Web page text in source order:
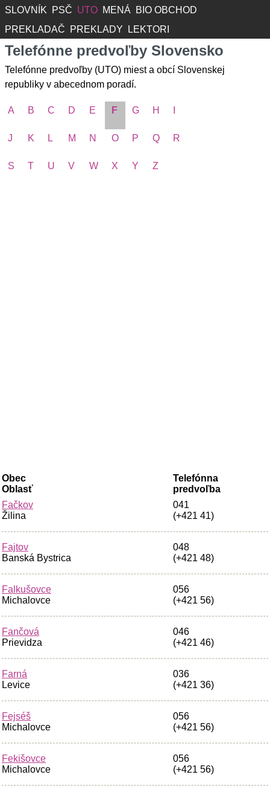
SLOVNÍK PSČ UTO MENÁ
BIO OBCHOD
PREKLADAČ
PREKLADY LEKTORI
Telefónne predvoľby Slovensko
Telefónne predvoľby (UTO) miest a obcí Slovenskej
republiky v abecednom poradí.
A B C D E F G H
J K L M N O P Q R
S T U V W X Y Z
Obec
Oblasť
Telefónna
predvoľba
Fačkov
Žilina
041
(+421 41)
Fajtov
Banská Bystrica
048
(+421 48)
Falkušovce
Michalovce
056
(+421 56)
Fančová
Prievidza
046
(+421 46)
Farná
Levice
036
(+421 36)
Fejséš
Michalovce
056
(+421 56)
Fekišovce
Michalovce
056
(+421 56)